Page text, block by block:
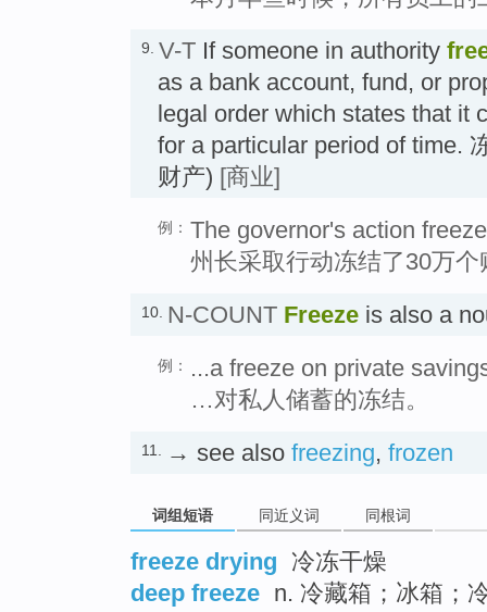
9. V-T If someone in authority
as a bank account, fund, or
legal order which states that it
for a particular period of time.
财产) [商业]
例： The governor's action
州长采取行动冻结了30万个
10. N-COUNT Freeze is also a
例：
...a freeze on private
…对私人储蓄的冻结。
11. → see also freezing, frozen
词组短语 同近义词 同根词
freeze drying 冷冻干燥
deep freeze n. 冷藏箱；冰箱；